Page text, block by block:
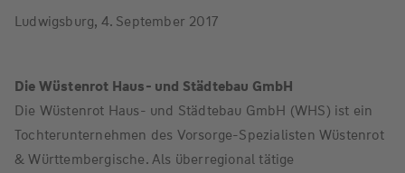
Ludwigsburg, 4. September 2017
Die Wüstenrot Haus- und Städtebau GmbH
Die Wüstenrot Haus- und Städtebau GmbH (WHS) ist ein
Tochterunternehmen des Vorsorge-Spezialisten Wüstenrot
& Württembergische. Als überregional tätige